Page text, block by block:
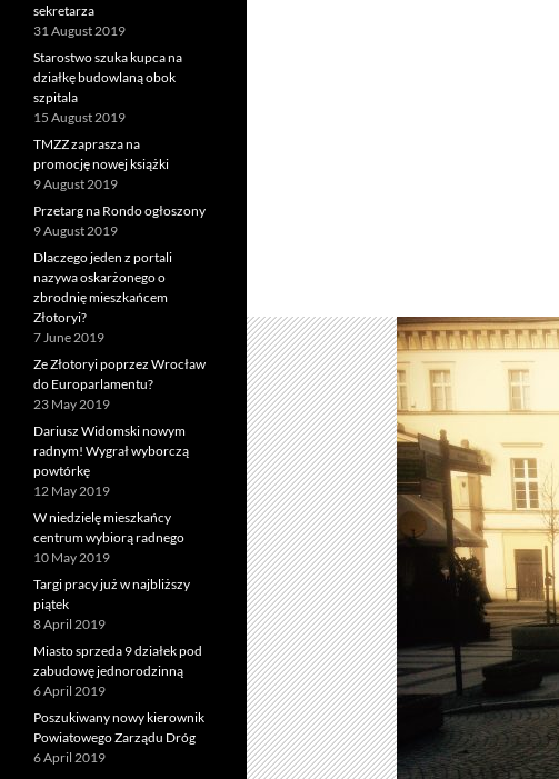
sekretarza
31 August 2019
Starostwo szuka kupca na
działkę budowlaną obok
szpitala
15 August 2019
TMZZ zaprasza na
promocję nowej książki
9 August 2019
Przetarg na Rondo ogłoszony
9 August 2019
Dlaczego jeden z portali
nazywa oskarżonego o
zbrodnię mieszkańcem
Złotoryi?
7 June 2019
Ze Złotoryi poprzez Wrocław
do Europarlamentu?
23 May 2019
Dariusz Widomski nowym
radnym! Wygrał wyborczą
powtórkę
12 May 2019
W niedzielę mieszkańcy
centrum wybiorą radnego
10 May 2019
Targi pracy już w najbliższy
piątek
8 April 2019
Miasto sprzeda 9 działek pod
zabudowę jednorodzinną
6 April 2019
Poszukiwany nowy kierownik
Powiatowego Zarządu Dróg
6 April 2019